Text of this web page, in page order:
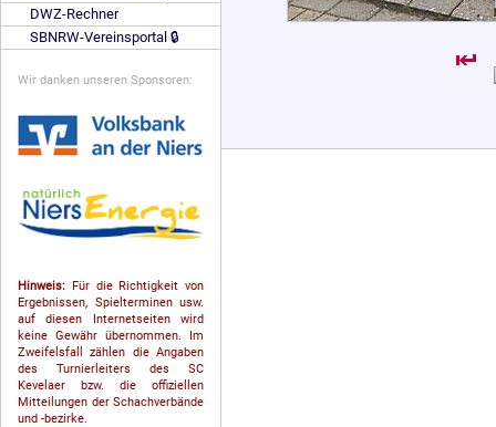
DWZ-Rechner
SBNRW-Vereinsportal 🔒
Wir danken unseren Sponsoren:
Hinweis: Für die Richtigkeit von
Ergebnissen, Spielterminen usw.
auf diesen Internetseiten wird
keine Gewähr übernommen. Im
Zweifelsfall zählen die Angaben
des Turnierleiters des SC
Kevelaer bzw. die offiziellen
Mitteilungen der Schach­ver­bände
und -bezirke.